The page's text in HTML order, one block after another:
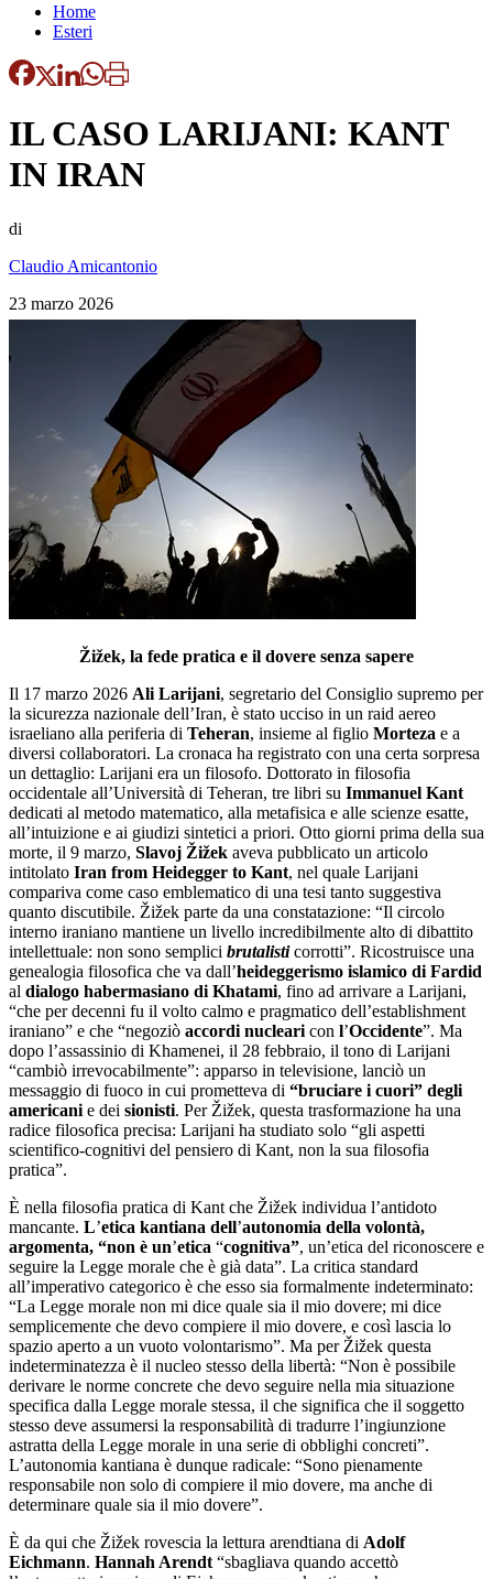
Home
Esteri
IL CASO LARIJANI: KANT
IN IRAN
di
Claudio Amicantonio
23 marzo 2026
Žižek, la fede pratica e il dovere senza sapere
Il 17 marzo 2026 Ali Larijani, segretario del Consiglio supremo per
la sicurezza nazionale dell’Iran, è stato ucciso in un raid aereo
israeliano alla periferia di Teheran, insieme al figlio Morteza e a
diversi collaboratori. La cronaca ha registrato con una certa sorpresa
un dettaglio: Larijani era un filosofo. Dottorato in filosofia
occidentale all’Università di Teheran, tre libri su Immanuel Kant
dedicati al metodo matematico, alla metafisica e alle scienze esatte,
all’intuizione e ai giudizi sintetici a priori. Otto giorni prima della sua
morte, il 9 marzo, Slavoj Žižek aveva pubblicato un articolo
intitolato Iran from Heidegger to Kant, nel quale Larijani
compariva come caso emblematico di una tesi tanto suggestiva
quanto discutibile. Žižek parte da una constatazione: “Il circolo
interno iraniano mantiene un livello incredibilmente alto di dibattito
intellettuale: non sono semplici brutalisticorrotti”. Ricostruisce una
genealogia filosofica che va dall’heideggerismo islamico di Fardid
al dialogo habermasiano di Khatami, fino ad arrivare a Larijani,
“che per decenni fu il volto calmo e pragmatico dell’establishment
iraniano” e che “negoziò accordi nucleari con l’Occidente”. Ma
dopo l’assassinio di Khamenei, il 28 febbraio, il tono di Larijani
“cambiò irrevocabilmente”: apparso in televisione, lanciò un
messaggio di fuoco in cui prometteva di “bruciare i cuori” degli
americani e dei sionisti. Per Žižek, questa trasformazione ha una
radice filosofica precisa: Larijani ha studiato solo “gli aspetti
scientifico-cognitivi del pensiero di Kant, non la sua filosofia
pratica”.
È nella filosofia pratica di Kant che Žižek individua l’antidoto
mancante. L’etica kantiana dell’autonomia della volontà,
argomenta, “non è un’etica “cognitiva”, un’etica del riconoscere e
seguire la Legge morale che è già data”. La critica standard
all’imperativo categorico è che esso sia formalmente indeterminato:
“La Legge morale non mi dice quale sia il mio dovere; mi dice
semplicemente che devo compiere il mio dovere, e così lascia lo
spazio aperto a un vuoto volontarismo”. Ma per Žižek questa
indeterminatezza è il nucleo stesso della libertà: “Non è possibile
derivare le norme concrete che devo seguire nella mia situazione
specifica dalla Legge morale stessa, il che significa che il soggetto
stesso deve assumersi la responsabilità di tradurre l’ingiunzione
astratta della Legge morale in una serie di obblighi concreti”.
L’autonomia kantiana è dunque radicale: “Sono pienamente
responsabile non solo di compiere il mio dovere, ma anche di
determinare quale sia il mio dovere”.
È da qui che Žižek rovescia la lettura arendtiana di Adolf
Eichmann. Hannah Arendt “sbagliava quando accettò